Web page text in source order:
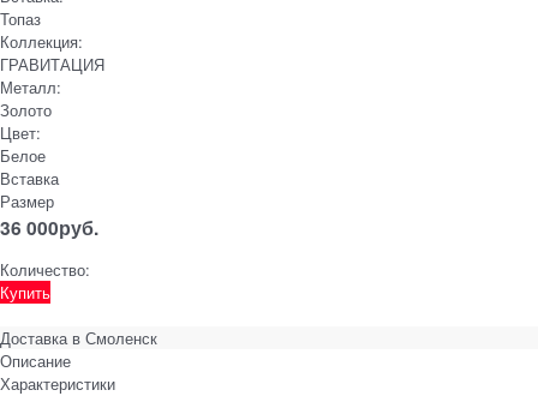
Топаз
Коллекция:
ГРАВИТАЦИЯ
Металл:
Золото
Цвет:
Белое
Вставка
Размер
36 000руб.
Количество:
Купить
Доставка в Смоленск
Описание
Характеристики